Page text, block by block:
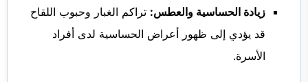
زيادة الحساسية والعطس: تراكم الغبار وحبوب اللقاح
قد يؤدي إلى ظهور أعراض الحساسية لدى أفراد
الأسرة.